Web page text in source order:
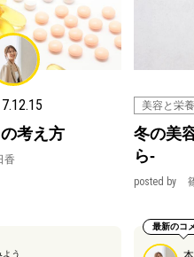
考え方
香
う
美容と栄養
冬の美
ら-
posted by
最新のコ